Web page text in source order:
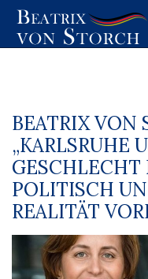
BEATRIX VON
„KARLSRUHE
POLITISCH
REALITÄT